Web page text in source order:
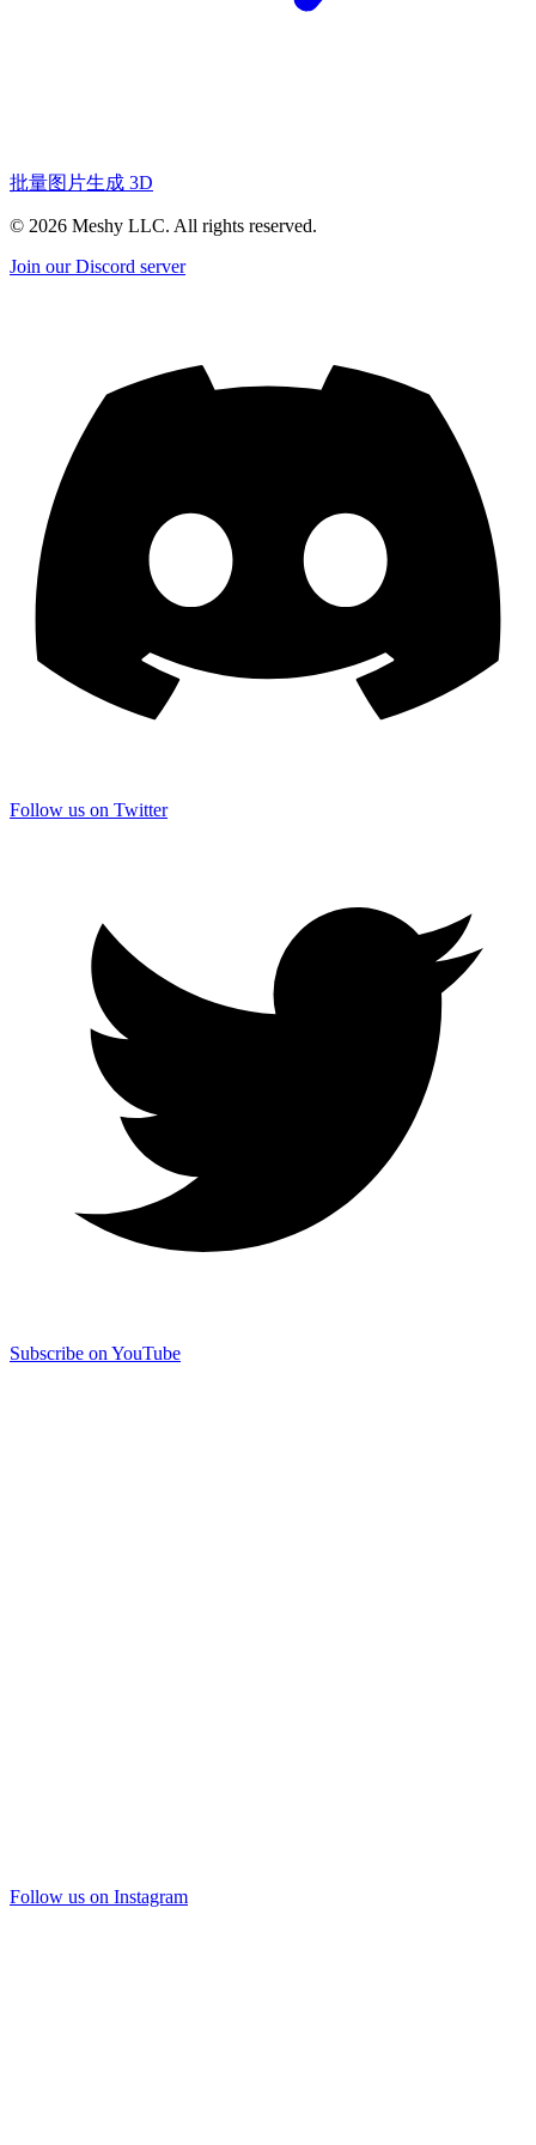
批量图片生成 3D
© 2026 Meshy LLC. All rights reserved.
Join our Discord server
Follow us on Twitter
Subscribe on YouTube
Follow us on Instagram